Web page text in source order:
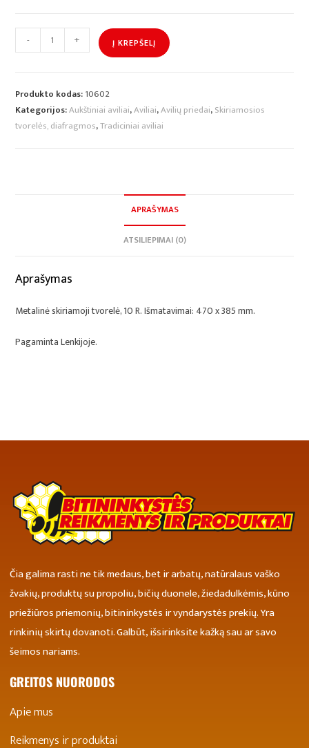
- + Į KREPŠELĮ
Produkto kodas:10602
Kategorijos:Aukštiniai aviliai,Aviliai,Avilių priedai,Skiriamosios
tvorelės, diafragmos,Tradiciniai aviliai
APRAŠYMAS
ATSILIEPIMAI (0)
Aprašymas
Metalinė skiriamoji tvorelė, 10 R. Išmatavimai: 470 x 385 mm.
Pagaminta Lenkijoje.
Čia galima rasti ne tik medaus, bet ir arbatų, natūralaus vaško
žvakių, produktų su propoliu, bičių duonele, žiedadulkėmis, kūno
priežiūros priemonių, bitininkystės ir vyndarystės prekių. Yra
rinkinių skirtų dovanoti. Galbūt, išsirinksite kažką sau ar savo
šeimos nariams.
GREITOS NUORODOS
Apie mus
Reikmenys ir produktai